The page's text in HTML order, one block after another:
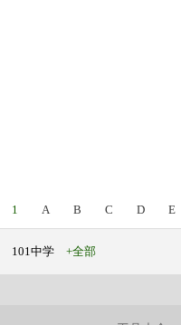
1 A B C D E
101中学 +全部